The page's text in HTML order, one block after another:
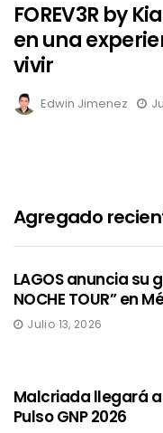
FOREV3R by
en una
vivir
Edwin Jimenez
Agregado
LAGOS anuncia su
NOCHE TOUR” en
Julio 13, 2026
Malcriada llegará
Pulso GNP 2026